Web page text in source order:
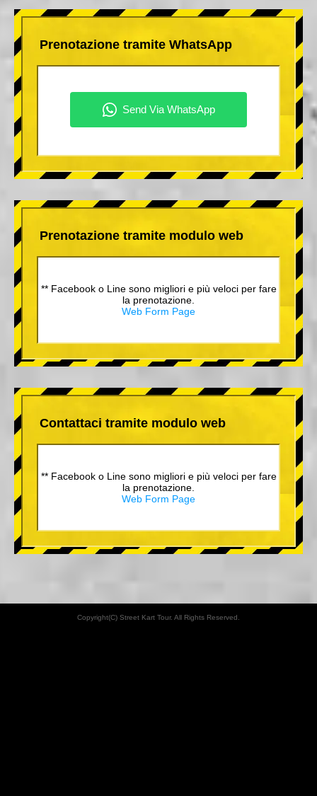
Prenotazione tramite WhatsApp
Prenotazione tramite modulo web
** Facebook o Line sono migliori e più veloci per fare
la prenotazione.
Web Form Page
Contattaci tramite modulo web
** Facebook o Line sono migliori e più veloci per fare
la prenotazione.
Web Form Page
Copyright(C) Street Kart Tour. All Rights Reserved.